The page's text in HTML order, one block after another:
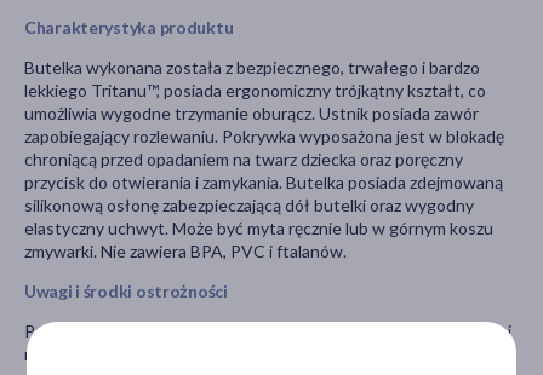
Charakterystyka produktu
Butelka wykonana została z bezpiecznego, trwałego i bardzo
lekkiego Tritanu™, posiada ergonomiczny trójkątny kształt, co
umożliwia wygodne trzymanie oburącz. Ustnik posiada zawór
zapobiegający rozlewaniu. Pokrywka wyposażona jest w blokadę
chroniącą przed opadaniem na twarz dziecka oraz poręczny
przycisk do otwierania i zamykania. Butelka posiada zdejmowaną
silikonową osłonę zabezpieczającą dół butelki oraz wygodny
elastyczny uchwyt. Może być myta ręcznie lub w górnym koszu
zmywarki. Nie zawiera BPA, PVC i ftalanów.
Uwagi i środki ostrożności
Przed użyciem należy zapoznać się z informacjami zamieszczonymi
na opakowaniu.